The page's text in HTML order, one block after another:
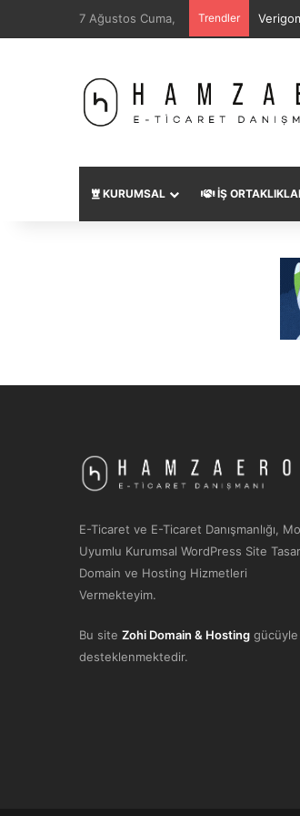
7 Ağustos Cuma, Trendler
KURUMSAL İŞ
E-Ticaret ve E-Ticaret Danışmanlığı,
Uyumlu Kurumsal WordPress Site
Domain ve Hosting Hizmetleri
Vermekteyim.
Bu site Zohi Domain & Hosting gücüyle
desteklenmektedir.